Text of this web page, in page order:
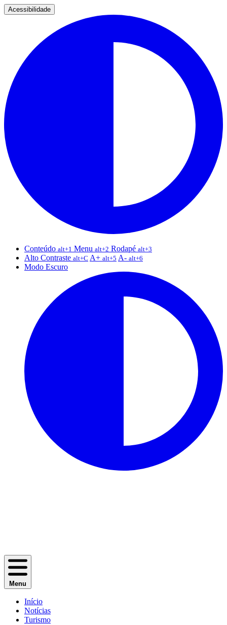
Acessibilidade
Conteúdo alt+1 Menu alt+2 Rodapé alt+3
Alto Contraste alt+C A+ alt+5 A- alt+6
Modo Escuro
Menu
Início
Notícias
Turismo